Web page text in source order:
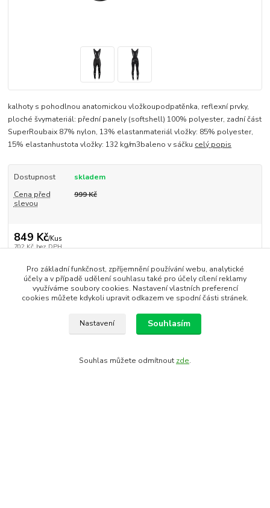
kalhoty s pohodlnou anatomickou vložkoupodpatěnka, reflexní prvky,
ploché švymateriál: přední panely (softshell) 100% polyester, zadní část
SuperRoubaix 87% nylon, 13% elastanmateriál vložky: 85% polyester,
15% elastanhustota vložky: 132 kg/m3baleno v sáčku celý popis
Dostupnost
skladem
Cena před
slevou
999 Kč
849 Kč/Kus
702 Kč bez DPH
Číslo produktu:
90041-S
FORCE
Pro základní funkčnost, zpříjemnění používání webu, analytické
účely a v případě udělení souhlasu také pro účely cílení reklamy
využíváme soubory cookies. Nastavení vlastních preferencí
cookies můžete kdykoli upravit odkazem ve spodní části stránek.
Nastavení Souhlasím
Souhlas můžete odmítnout zde.